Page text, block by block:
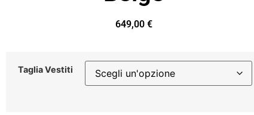
649,00 €
Taglia Vestiti